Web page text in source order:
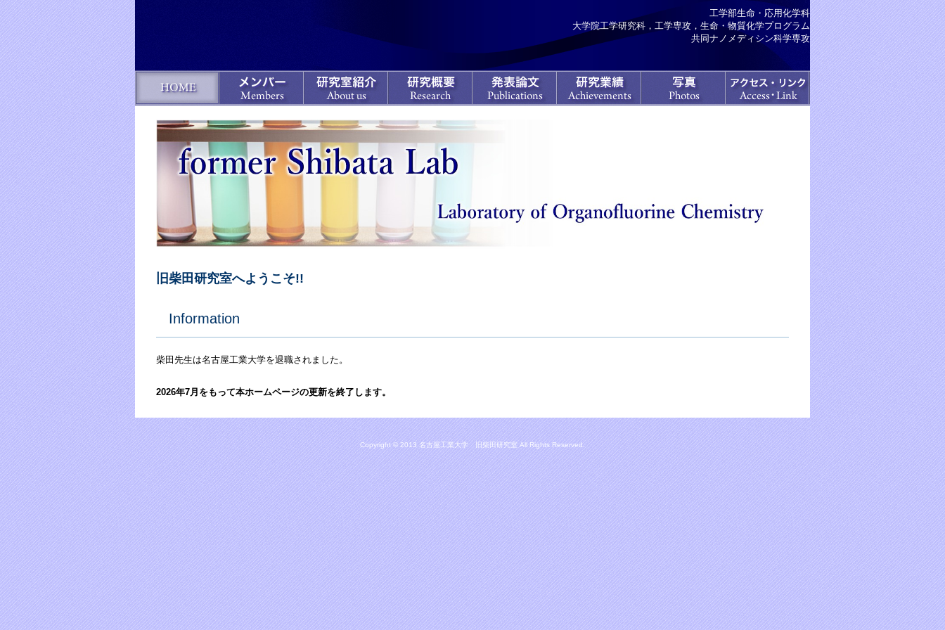
工学部生命・応用化学科
大学院工学研究科，工学専攻，生命・物質化学プログラム
共同ナノメディシン科学専攻
旧柴田研究室へようこそ!!
Information
柴田先生は名古屋工業大学を退職されました。
2026年7月をもって本ホームページの更新を終了します。
Copyright © 2013 名古屋工業大学 旧柴田研究室 All Rights Reserved.